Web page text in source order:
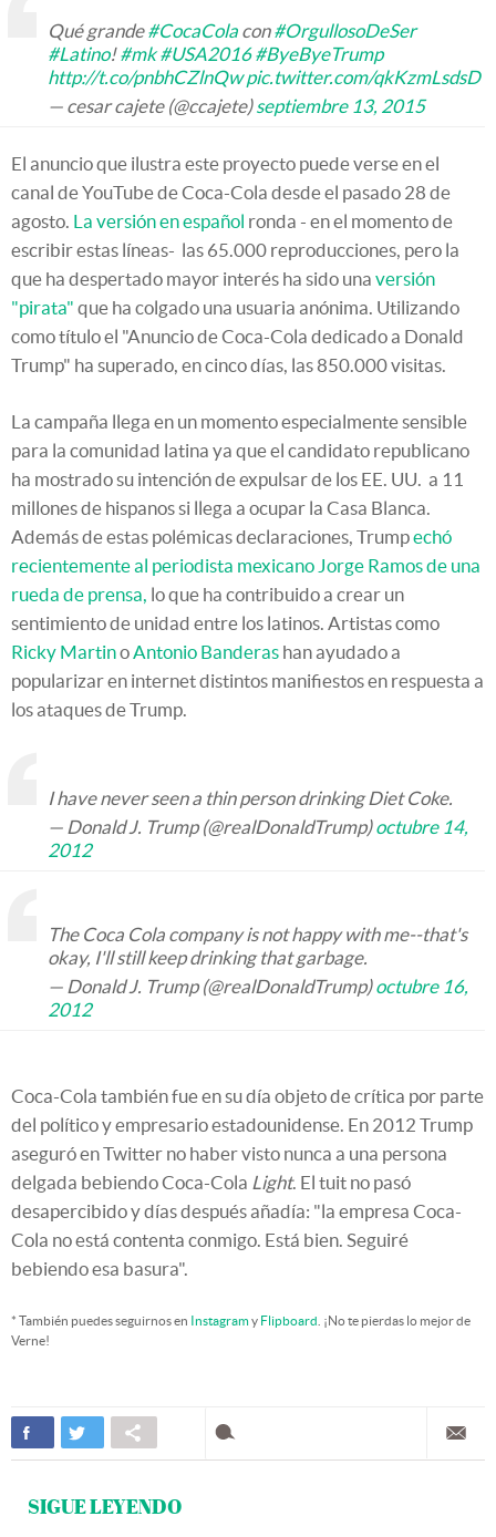
Qué grande#CocaCola con#OrgullosoDeSer
#Latino!#mk #USA2016 #ByeByeTrump
http://t.co/pnbhCZlnQw pic.twitter.com/qkKzmLsdsD
— cesar cajete (@ccajete) septiembre 13, 2015
El anuncio que ilustra este proyecto puede verse en el
canal de YouTube de Coca-Cola desde el pasado 28 de
agosto. La versión en español ronda - en el momento de
escribir estas líneas- las 65.000 reproducciones, pero la
que ha despertado mayor interés ha sido una versión
"pirata" que ha colgado una usuaria anónima. Utilizando
como título el "Anuncio de Coca-Cola dedicado a Donald
Trump" ha superado, en cinco días, las 850.000 visitas.
La campaña llega en un momento especialmente sensible
para la comunidad latina ya que el candidato republicano
ha mostrado su intención de expulsar de los EE. UU. a 11
millones de hispanos si llega a ocupar la Casa Blanca.
Además de estas polémicas declaraciones, Trumpechó
recientementeal periodista mexicano Jorge Ramosde una
rueda de prensa, lo que ha contribuido a crear un
sentimiento de unidad entre los latinos. Artistas como
Ricky Martino Antonio Banderas han ayudado a
popularizar en internet distintos manifiestos en respuesta a
los ataques de Trump.
I have never seen a thin person drinking Diet Coke.
— Donald J. Trump (@realDonaldTrump)octubre 14,
2012
The Coca Cola company is not happy with me--that's
okay, I'll still keep drinking that garbage.
— Donald J. Trump (@realDonaldTrump)octubre 16,
2012
Coca-Cola también fue en su día objeto de crítica por parte
del político y empresario estadounidense. En 2012 Trump
aseguró en Twitter no haber visto nunca a una persona
delgada bebiendo Coca-Cola Light. El tuit no pasó
desapercibido y días después añadía: "la empresa Coca-
Cola no está contenta conmigo. Está bien. Seguiré
bebiendo esa basura".
* También puedes seguirnos en Instagramy Flipboard . ¡No te pierdas lo mejor de
Verne!
SIGUE LEYENDO